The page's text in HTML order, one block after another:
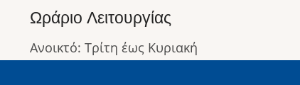
Ωράριο Λειτουργίας
Ανοικτό: Τρίτη έως Κυριακή